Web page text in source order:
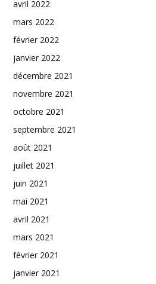
avril 2022
mars 2022
février 2022
janvier 2022
décembre 2021
novembre 2021
octobre 2021
septembre 2021
août 2021
juillet 2021
juin 2021
mai 2021
avril 2021
mars 2021
février 2021
janvier 2021